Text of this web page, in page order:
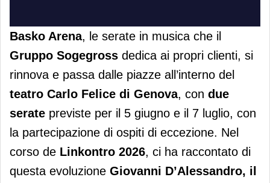
Basko Arena, le serate in musica che il
Gruppo Sogegross dedica ai propri clienti, si
rinnova e passa dalle piazze all’interno del
teatro Carlo Felice di Genova, con due
serate previste per il 5 giugno e il 7 luglio, con
la partecipazione di ospiti di eccezione. Nel
corso de Linkontro 2026, ci ha raccontato di
questa evoluzione Giovanni D’Alessandro, il